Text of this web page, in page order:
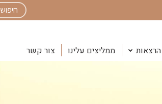
Search:
הרצאות ממליצים עלינו צור קשר